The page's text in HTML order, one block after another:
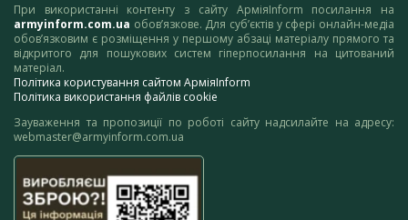
При використанні контенту з сайту АрміяInform посилання на
armyinform.com.ua обов’язкове. Для суб’єктів у сфері онлайн-медіа
обов’язковим є розміщення у першому абзаці матеріалу прямого та
відкритого для пошукових систем гіперпосилання на цитований
матеріал.
Політика користування сайтом АрміяInform
Політика використання файлів cookie
Зауваження та пропозиції по роботі сайту надсилайте на адресу:
webmaster@armyinform.com.ua